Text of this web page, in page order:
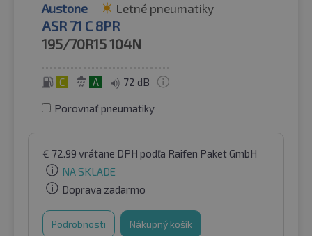
Austone Letné pneumatiky
ASR 71 C 8PR
195/70R15104N
C A 72 dB
Porovnať pneumatiky
€ 72.99 vrátane DPH podľa Raifen Paket GmbH
NA SKLADE
Doprava zadarmo
Podrobnosti Nákupný košík